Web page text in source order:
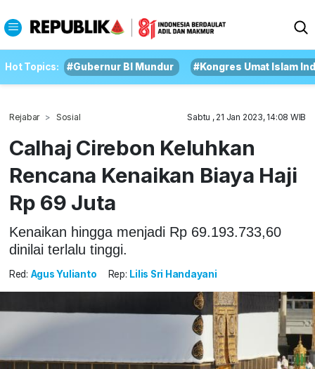
Hot Topics: #Gubernur BI Mundur #Kongres Umat Islam
Rejabar Sosial Sabtu , 21 Jan 2023, 14:08 WIB
Calhaj Cirebon Keluhkan
Rencana Kenaikan Biaya Haji
Rp 69 Juta
Kenaikan hingga menjadi Rp 69.193.733,60
dinilai terlalu tinggi.
Red: Agus Yulianto Rep: Lilis Sri Handayani